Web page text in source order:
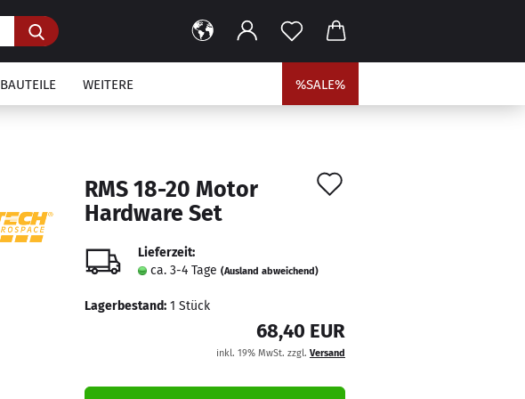
Suche...
BAUTEILE %SALE%
WEITERE
RMS 18-20 Motor
Hardware Set
Lieferzeit:
ca. 3-4 Tage (Ausland abweichend)
Lagerbestand: 1 Stück
68,40 EUR
inkl. 19% MwSt. zzgl. Versand